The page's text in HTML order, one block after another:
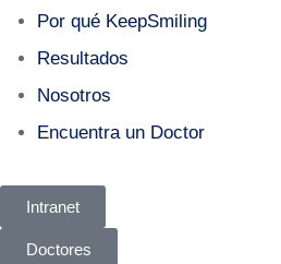
Por qué KeepSmiling
Resultados
Nosotros
Encuentra un Doctor
Intranet
Doctores